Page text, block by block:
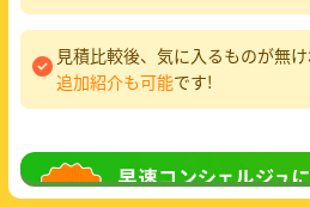
見積比較後、気に入るものが無
追加紹介も可能です!
無料相談し